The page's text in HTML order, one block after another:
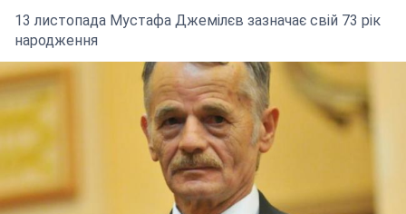
13 листопада Мустафа Джемілєв зазначає свій 73 рік
народження